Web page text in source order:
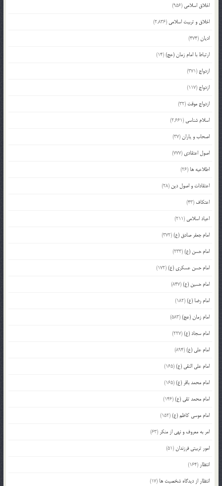
اخلاق اسلامی (956)
اخلاق و تربیت اسلامی (2,836)
ادیان(474)
ارتباط با امام زمان (عج)(14)
ازدواج (371)
ازدواج (117)
ازدواج موقت (32)
اسلام شناسی (2,661)
اصحاب و یاران(37)
اصول اعتقادی (777)
اطلاعیه ها (26)
اعتقادات و اصول دین (28)
اعتکاف (43)
اعیاد اسلامی (211)
امام جعفر صادق (ع)(372)
امام حسن (ع)(233)
امام حسن عسکری (ع)(172)
امام حسین (ع)(847)
امام رضا (ع)(182)
امام زمان (عج)(583)
امام سجاد (ع)(227)
امام علی (ع)(894)
امام علی النقی (ع)(165)
امام محمد باقر (ع)(165)
امام محمد تقی (ع)(146)
امام موسی کاظم (ع)(152)
امر به معروف و نهی از منکر (63)
امور تربیتی فرزندان(51)
انتظار (164)
انتظار از دیدگاه شخصیت ها (17)